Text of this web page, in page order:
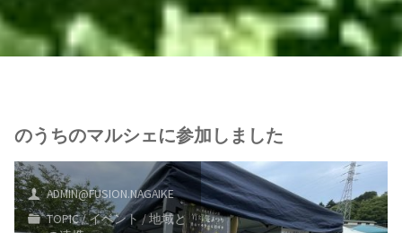
のうちのマルシェに参加しました
ADMIN@FUSION.NAGAIKE
TOPIC/イベント /地域と